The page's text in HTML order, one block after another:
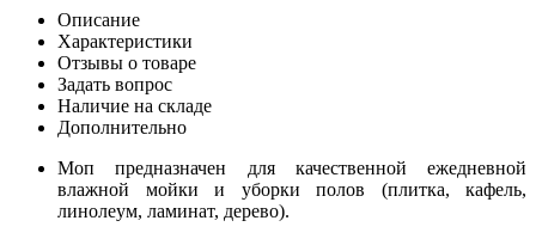
Описание
Характеристики
Отзывы о товаре
Задать вопрос
Наличие на складе
Дополнительно
Моп предназначен для качественной ежедневной
влажной мойки и уборки полов (плитка, кафель,
линолеум, ламинат, дерево).